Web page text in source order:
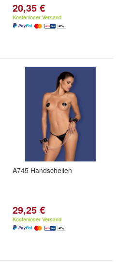
20,35 €
Kostenloser Versand
A745 Handschellen
29,25 €
Kostenloser Versand